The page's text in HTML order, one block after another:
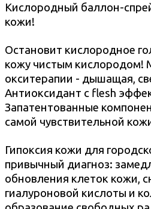
Кислородный баллон-
кожи!
Остановит кислородное
кожу чистым кислородом!
окситерапии - дышащая,
Антиоксидант с flesh
Запатентованные
самой чувствительной
Гипоксия кожи для
привычный диагноз:
обновления клеток кожи,
гиалуроновой кислоты и